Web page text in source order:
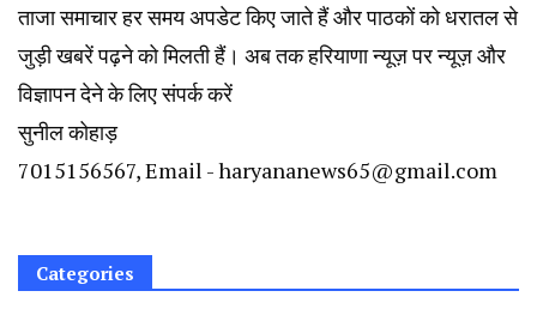
ताजा समाचार हर समय अपडेट किए जाते हैं और पाठकों को धरातल से
जुड़ी खबरें पढ़ने को मिलती हैं। अब तक हरियाणा न्यूज़ पर न्यूज़ और
विज्ञापन देने के लिए संपर्क करें
सुनील कोहाड़
7015156567, Email - haryananews65@gmail.com
Categories